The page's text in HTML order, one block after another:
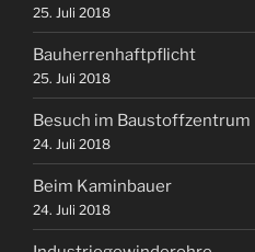
25. Juli 2018
Bauherrenhaftpflicht
25. Juli 2018
Besuch im Baustoffzentrum
24. Juli 2018
Beim Kaminbauer
24. Juli 2018